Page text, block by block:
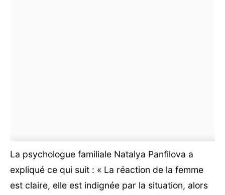
La psychologue familiale Natalya Panfilova a
expliqué ce qui suit : « La réaction de la femme
est claire, elle est indignée par la situation, alors